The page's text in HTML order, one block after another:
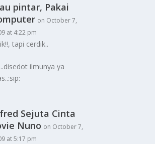
pintar, Pakai
on October 7,
at 4:22 pm
tapi cerdik..
ilmunya ya
Sejuta Cinta
Nuno on October 7,
at 5:17 pm